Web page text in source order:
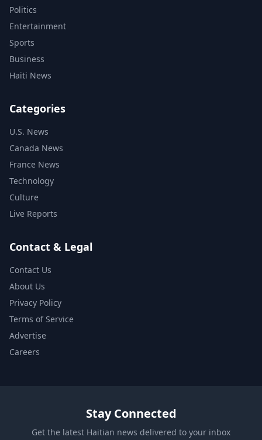
Politics
Entertainment
Sports
Business
Haiti News
Categories
U.S. News
Canada News
France News
Technology
Culture
Live Reports
Contact & Legal
Contact Us
About Us
Privacy Policy
Terms of Service
Advertise
Careers
Stay Connected
Get the latest Haitian news delivered to your inbox